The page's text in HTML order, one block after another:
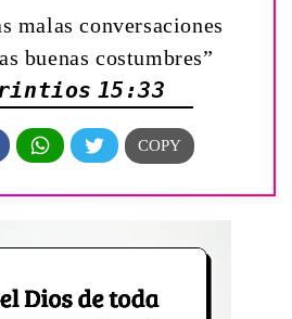
malas conversaciones
buenas costumbres”
15:33